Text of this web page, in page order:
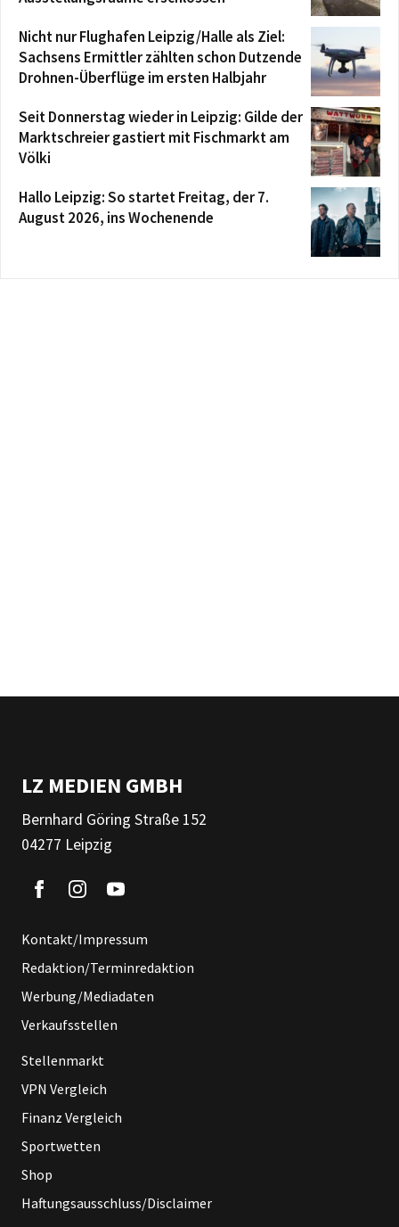
Nicht nur Flughafen Leipzig/Halle als Ziel:
Sachsens Ermittler zählten schon Dutzende
Drohnen-Überflüge im ersten Halbjahr
Seit Donnerstag wieder in Leipzig: Gilde der
Marktschreier gastiert mit Fischmarkt am
Völki
Hallo Leipzig: So startet Freitag, der 7.
August 2026, ins Wochenende
LZ MEDIEN GMBH
Bernhard Göring Straße 152
04277 Leipzig
Kontakt/Impressum
Redaktion/Terminredaktion
Werbung/Mediadaten
Verkaufsstellen
Stellenmarkt
VPN Vergleich
Finanz Vergleich
Sportwetten
Shop
Haftungsausschluss/Disclaimer